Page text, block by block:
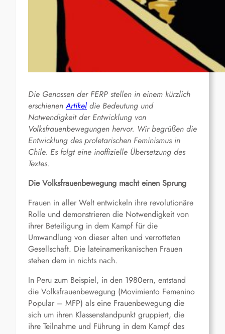
Die Genossen der FERP stellen in einem kürzlich
erschienenArtikel die Bedeutung und
Notwendigkeit der Entwicklung von
Volksfrauenbewegungen hervor. Wir begrüßen die
Entwicklung des proletarischen Feminismus in
Chile. Es folgt eine inoffizielle Übersetzung des
Textes.
Die Volksfrauenbewegung macht einen Sprung
Frauen in aller Welt entwickeln ihre revolutionäre
Rolle und demonstrieren die Notwendigkeit von
ihrer Beteiligung in dem Kampf für die
Umwandlung von dieser alten und verrotteten
Gesellschaft. Die lateinamerikanischen Frauen
stehen dem in nichts nach.
In Peru zum Beispiel, in den 1980ern, entstand
die Volksfrauenbewegung (Movimiento Femenino
Popular – MFP) als eine Frauenbewegung die
sich um ihren Klassenstandpunkt gruppiert, die
ihre Teilnahme und Führung in dem Kampf des